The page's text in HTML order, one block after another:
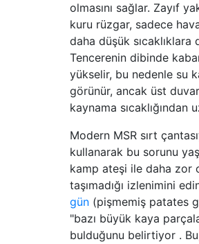
olmasını sağlar. Zayıf
kuru rüzgar, sadece
daha düşük sıcaklıklara
Tencerenin dibinde
yükselir, bu nedenle su
görünür, ancak üst
kaynama sıcaklığından
Modern MSR sırt
kullanarak bu sorunu
kamp ateşi ile daha zor
taşımadığı izlenimini
gün (pişmemiş patates
"bazı büyük kaya
bulduğunu belirtiyor .